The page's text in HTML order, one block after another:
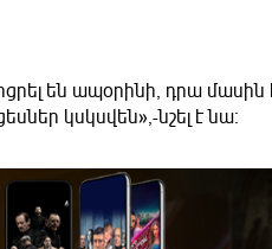
են ապօրինի, դրա
կսկսվեն»,-նշել է նա։